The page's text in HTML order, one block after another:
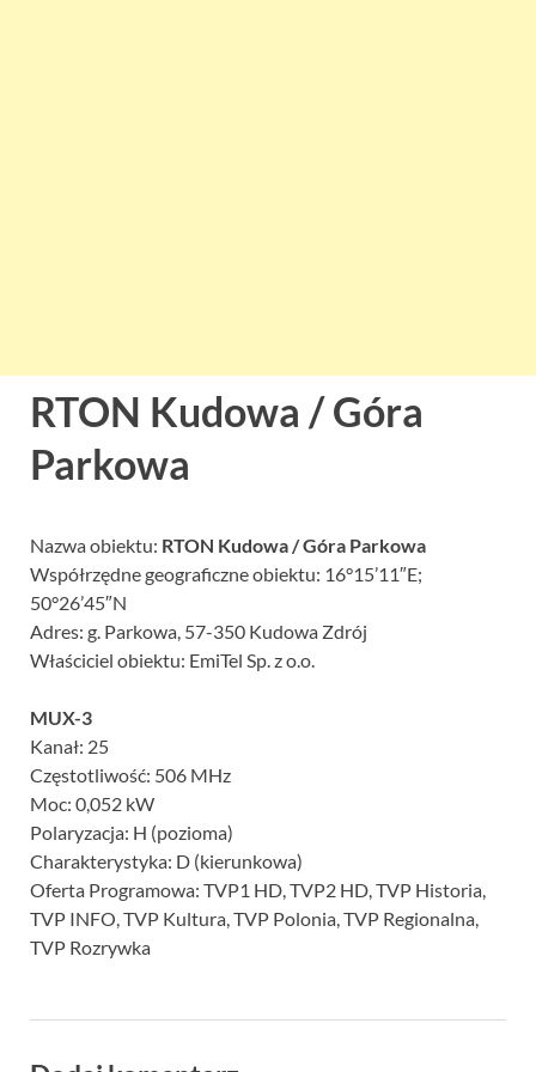
RTON Kudowa / Góra
Parkowa
Nazwa obiektu: RTON Kudowa / Góra Parkowa
Współrzędne geograficzne obiektu: 16°15’11″E;
50°26’45″N
Adres: g. Parkowa, 57-350 Kudowa Zdrój
Właściciel obiektu: EmiTel Sp. z o.o.
MUX-3
Kanał: 25
Częstotliwość: 506 MHz
Moc: 0,052 kW
Polaryzacja: H (pozioma)
Charakterystyka: D (kierunkowa)
Oferta Programowa: TVP1 HD, TVP2 HD, TVP Historia,
TVP INFO, TVP Kultura, TVP Polonia, TVP Regionalna,
TVP Rozrywka